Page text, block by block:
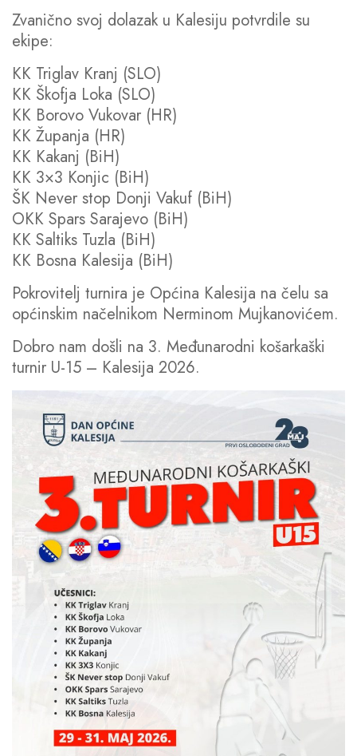
Zvanično svoj dolazak u Kalesiju potvrdile su
ekipe:
KK Triglav Kranj (SLO)
KK Škofja Loka (SLO)
KK Borovo Vukovar (HR)
KK Županja (HR)
KK Kakanj (BiH)
KK 3×3 Konjic (BiH)
ŠK Never stop Donji Vakuf (BiH)
OKK Spars Sarajevo (BiH)
KK Saltiks Tuzla (BiH)
KK Bosna Kalesija (BiH)
Pokrovitelj turnira je Općina Kalesija na čelu sa
općinskim načelnikom Nerminom Mujkanovićem.
Dobro nam došli na 3. Međunarodni košarkaški
turnir U-15 – Kalesija 2026.